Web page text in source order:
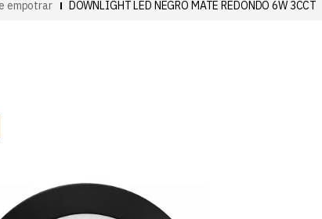
empotrar DOWNLIGHT LED NEGRO MATE REDONDO 6W 3CCT